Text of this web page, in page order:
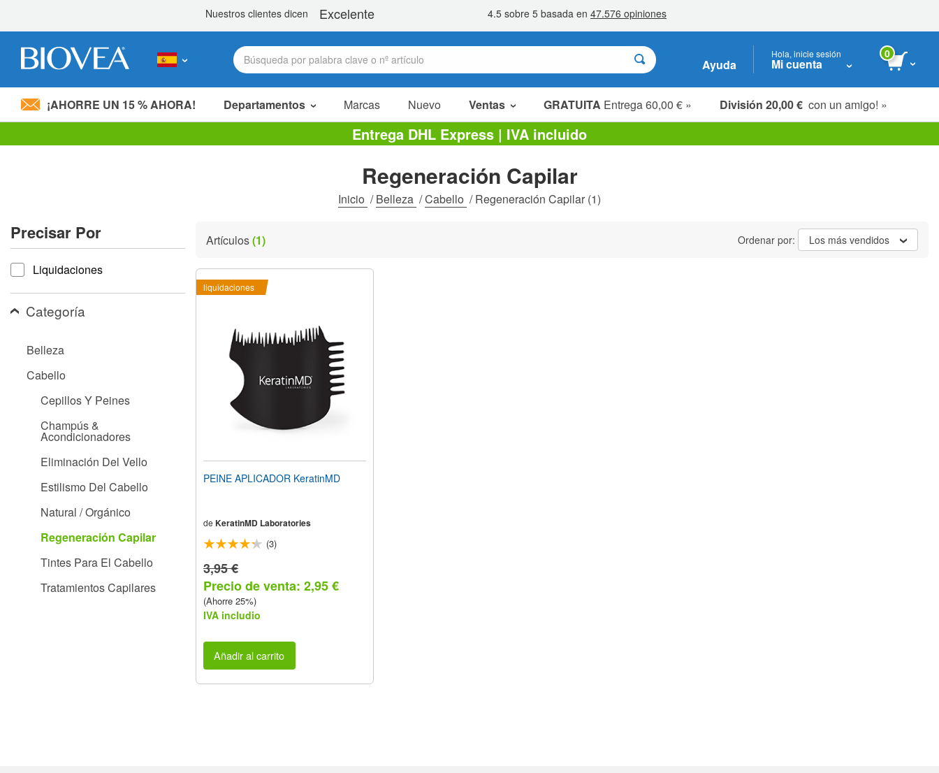
Nota:
accesibilidad.
Presione
Control-
para
ajustar
personas
discapacidad
pantalla;
Ayuda
Hola, inicie sesión
Mi cuenta
0
¡AHORRE UN 15 % AHORA! Departamentos Marcas Nuevo Ventas GRATUITA Entrega 60,00 € » División 20,00 € con un amigo! »
Artículos en oferta
Packs Ahorro
Liquidaciones
Entrega DHL Express | IVA incluido
Regeneración Capilar
Inicio /Belleza /Cabello /Regeneración Capilar (1)
Precisar Por
Precisar por
Liquidaciones
Categoría
Belleza
Cabello
Cepillos Y Peines
Champús &
Acondicionadores
Eliminación Del Vello
Estilismo Del Cabello
Natural / Orgánico
Regeneración Capilar
Tintes Para El Cabello
Tratamientos Capilares
Artículos(1) Ordenar por: Los más vendidos
liquidaciones
PEINE APLICADOR KeratinMD
de KeratinMD Laboratories
(3)
3,95 €
Precio de venta: 2,95 €
(Ahorre 25%)
IVA includio
Añadir al carrito